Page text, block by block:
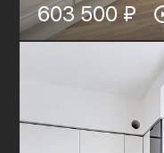
603 500 ₽